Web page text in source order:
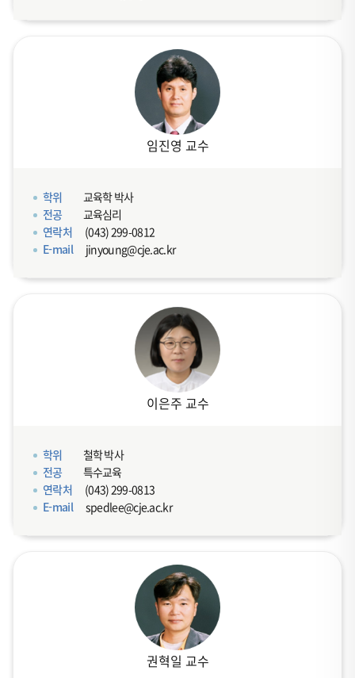
임진영 교수
학위
교육학 박사
전공
교육심리
연락처
(043) 299-0812
E-mail
jinyoung@cje.ac.kr
이은주 교수
학위
철학 박사
전공
특수교육
연락처
(043) 299-0813
E-mail
spedlee@cje.ac.kr
권혁일 교수